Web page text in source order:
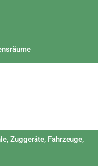
Zuggeräte, Fahrzeuge,